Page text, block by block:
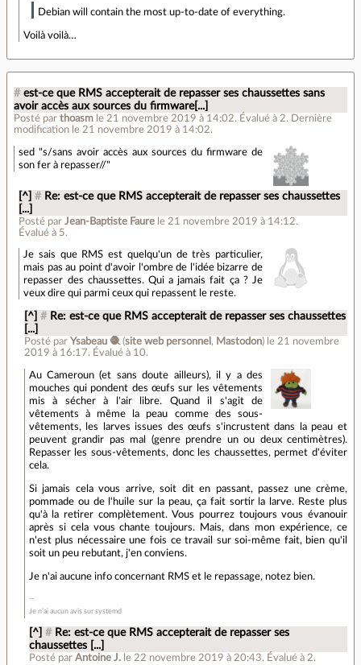
Debian will contain the most up-to-date of everything.
Voilà voilà…
# est-ce que RMS accepterait de repasser ses chaussettes sans
avoir accès aux sources du firmware[...]
Posté par thoasm le 21 novembre 2019 à 14:02. Évalué à 2. Dernière
modification le 21 novembre 2019 à 14:02.
sed "s/sans avoir accès aux sources du firmware de
son fer à repasser//"
[^] # Re: est-ce que RMS accepterait de repasser ses chaussettes
[...]
Posté parJean-Baptiste Faure le 21 novembre 2019 à 14:12.
Évalué à 5.
Je sais que RMS est quelqu'un de très particulier,
mais pas au point d'avoir l'ombre de l'idée bizarre de
repasser des chaussettes. Qui a jamais fait ça ? Je
veux dire qui parmi ceux qui repassent le reste.
[^] # Re: est-ce que RMS accepterait de repasser ses chaussettes
[...]
Posté par Ysabeau 🧶(site web personnel , Mastodon) le 21 novembre
2019 à 16:17. Évalué à 10.
Au Cameroun (et sans doute ailleurs), il y a des
mouches qui pondent des œufs sur les vêtements
mis à sécher à l'air libre. Quand il s'agit de
vêtements à même la peau comme des sous-
vêtements, les larves issues des œufs s'incrustent dans la peau et
peuvent grandir pas mal (genre prendre un ou deux centimètres).
Repasser les sous-vêtements, donc les chaussettes, permet d'éviter
cela.
Si jamais cela vous arrive, soit dit en passant, passez une crème,
pommade ou de l'huile sur la peau, ça fait sortir la larve. Reste plus
qu'à la retirer complètement. Vous pourrez toujours vous évanouir
après si cela vous chante toujours. Mais, dans mon expérience, ce
n'est plus nécessaire une fois ce travail sur soi-même fait, bien qu'il
soit un peu rebutant, j'en conviens.
Je n'ai aucune info concernant RMS et le repassage, notez bien.
Je n’ai aucun avis sur systemd
[^] # Re: est-ce que RMS accepterait de repasser ses
chaussettes [...]
Posté parAntoine J. le 22 novembre 2019 à 20:43. Évalué à 2.